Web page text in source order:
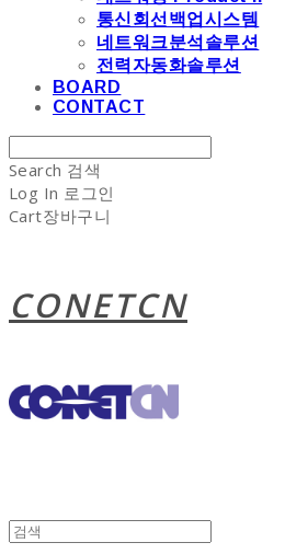
통신회선백업시스템
네트워크분석솔루션
전력자동화솔루션
BOARD
CONTACT
Search 검색
Log In 로그인
Cart장바구니
CONETCN